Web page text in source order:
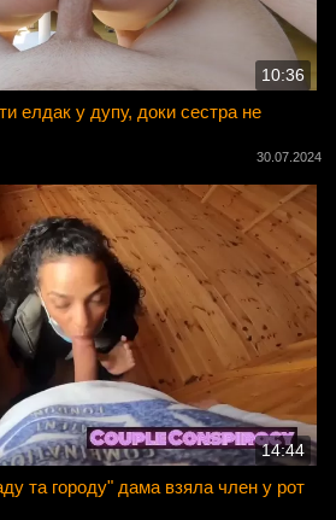
10:36
елдак у дупу, доки сестра не
30.07.2024
14:44
та городу" дама взяла член у рот